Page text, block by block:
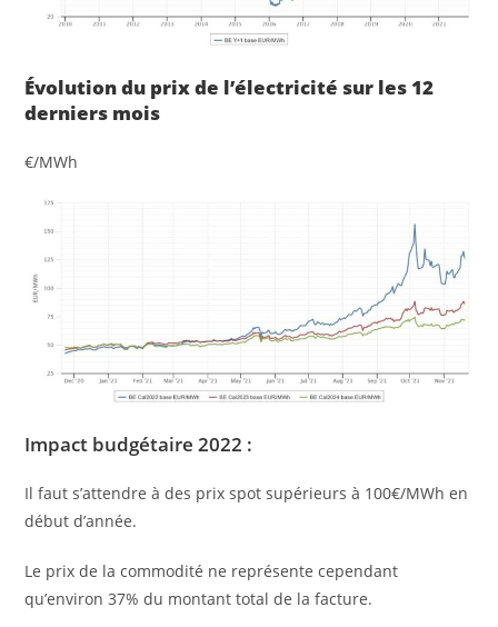
Évolution du prix de l’électricité sur les 12
derniers mois
€/MWh
Impact budgétaire 2022 :
Il faut s’attendre à des prix spot supérieurs à 100€/MWh en
début d’année.
Le prix de la commodité ne représente cependant
qu’environ 37% du montant total de la facture.